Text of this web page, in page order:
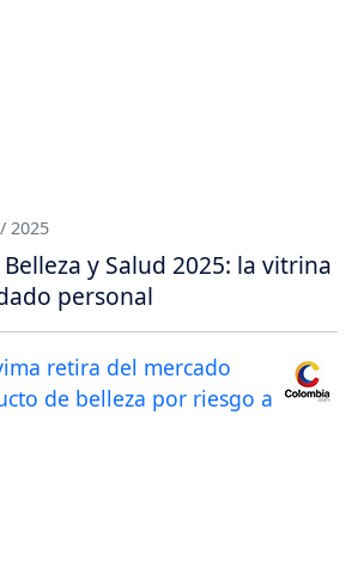
2025
y Salud 2025: la vitrina
personal